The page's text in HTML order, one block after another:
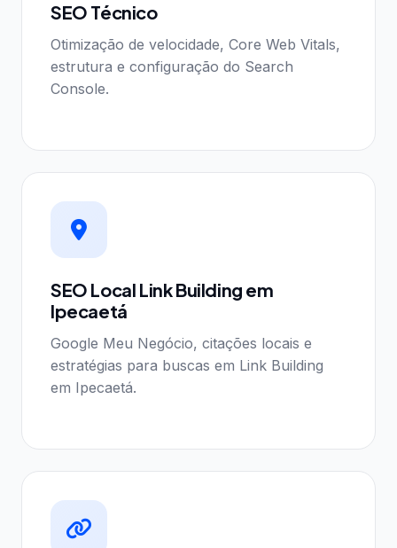
SEO Técnico
Otimização de velocidade, Core Web Vitals,
estrutura e configuração do Search
Console.
SEO Local Link Building em
Ipecaetá
Google Meu Negócio, citações locais e
estratégias para buscas em Link Building
em Ipecaetá.